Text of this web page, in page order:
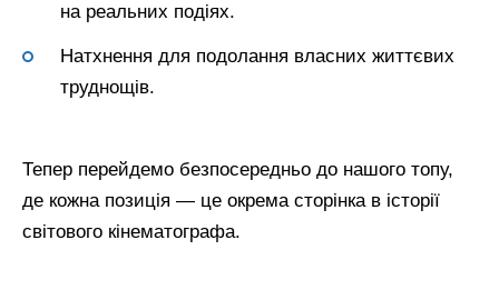
на реальних подіях.
Натхнення для подолання власних життєвих
труднощів.
Тепер перейдемо безпосередньо до нашого топу,
де кожна позиція — це окрема сторінка в історії
світового кінематографа.